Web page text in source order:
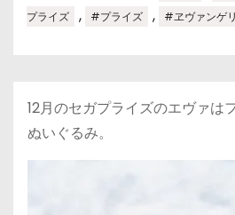
プライズ
, #プライズ , #ヱヴァンゲ
12月のセガプライズのエヴァは
ぬいぐるみ。